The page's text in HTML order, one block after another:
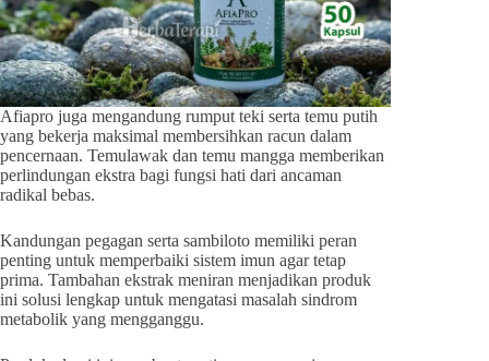
Afiapro juga mengandung rumput teki serta temu putih
yang bekerja maksimal membersihkan racun dalam
pencernaan. Temulawak dan temu mangga memberikan
perlindungan ekstra bagi fungsi hati dari ancaman
radikal bebas.
Kandungan pegagan serta sambiloto memiliki peran
penting untuk memperbaiki sistem imun agar tetap
prima. Tambahan ekstrak meniran menjadikan produk
ini solusi lengkap untuk mengatasi masalah sindrom
metabolik yang mengganggu.